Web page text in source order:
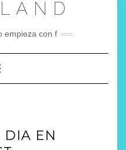
empieza con f
modo de navegación
DIA EN